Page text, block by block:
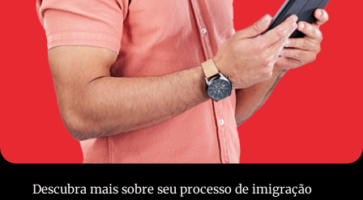
Descubra mais sobre seu processo de imigração